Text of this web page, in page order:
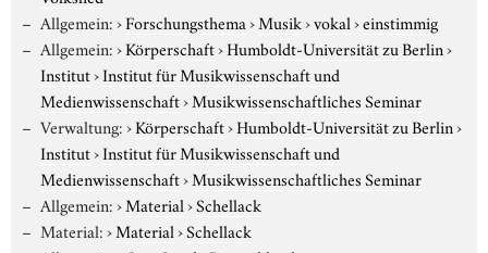
Allgemein:›Forschungsthema›Musik›vokal›einstimmig
Allgemein:›Körperschaft›Humboldt-Universität zu Berlin›
Institut›Institut für Musikwissenschaft und
Medienwissenschaft›Musikwissenschaftliches Seminar
Verwaltung:›Körperschaft›Humboldt-Universität zu Berlin›
Institut›Institut für Musikwissenschaft und
Medienwissenschaft›Musikwissenschaftliches Seminar
Allgemein:›Material›Schellack
Material:›Material›Schellack